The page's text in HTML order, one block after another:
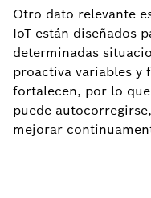
Otro dato relevante
IoT están diseñados
determinadas
proactiva variables y
fortalecen, por lo
puede
mejorar